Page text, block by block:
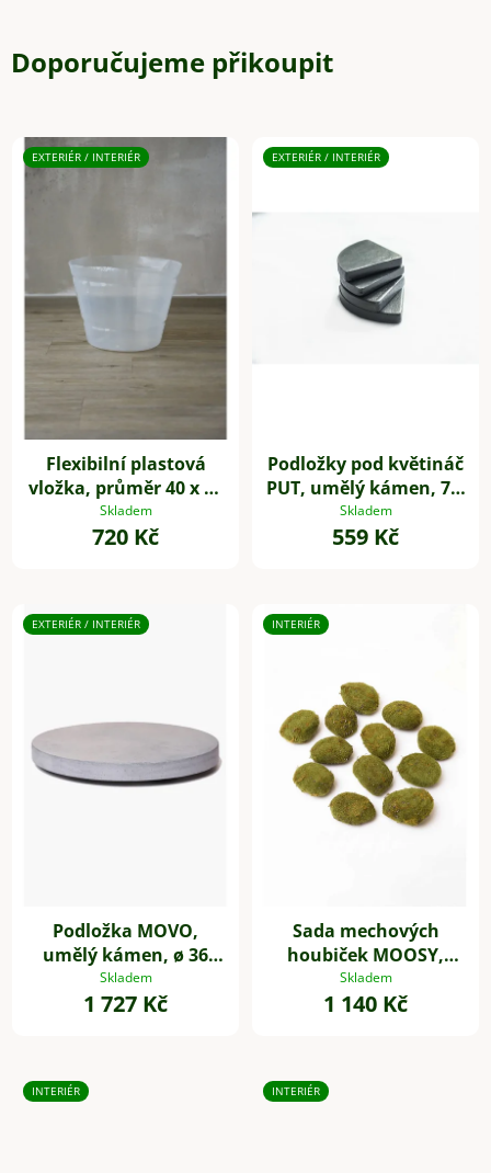
Doporučujeme přikoupit
EXTERIÉR / INTERIÉR
Flexibilní plastová
vložka, průměr 40 x 31
cm, 1 kus
Skladem
720 Kč
EXTERIÉR / INTERIÉR
Podložky pod květináč
PUT, umělý kámen, 7 x
7 cm, 4-set, šedé
Skladem
559 Kč
EXTERIÉR / INTERIÉR
Podložka MOVO,
umělý kámen, ø 36
cm, šedá
Skladem
1 727 Kč
INTERIÉR
Sada mechových
houbiček MOOSY,
plast, zelená
Skladem
1 140 Kč
INTERIÉR INTERIÉR